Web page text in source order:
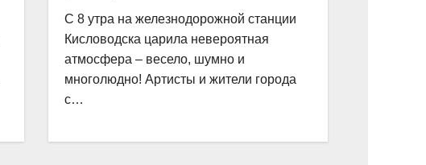
С 8 утра на железнодорожной станции
Кисловодска царила невероятная
атмосфера – весело, шумно и
многолюдно! Артисты и жители города
с…